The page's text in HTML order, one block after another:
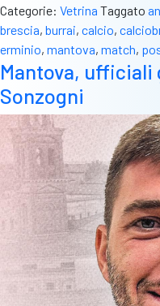
Categorie: Vetrina Taggato
brescia, burrai, calcio,
erminio, mantova, match,
Mantova, ufficiali
Sonzogni